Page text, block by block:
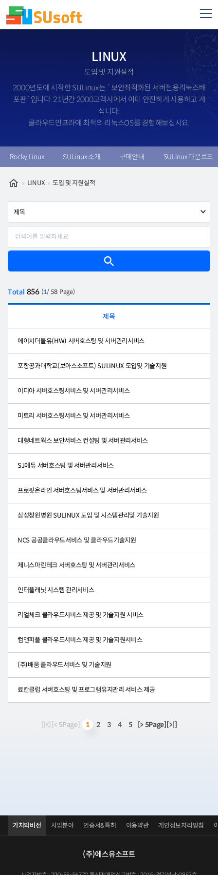
LINUX
도입 및 지원실적
2000년도에 시작한 SULinux는 `보안최적화된 서버전용리눅스배
포판`입니다. 21년간 2000고객사에서 이미 안전하게 사용하고 계
십니다.
클라우드인프라에 최적의 리눅스OS를 경험해보십시요.
Rocky Linux SULinux 소개 구매안내 SULinux 다운로드
LINUX 도입 및 지원실적
Total 856 (1/ 58 Page)
제목
에이치더블유(HW) 서버호스팅 및 서버관리서비스
포항공과대학교(보아스소프트) SULINUX 도입및 기술지원
이디아 서버호스팅서비스 및 서버관리서비스
미트리 서버호스팅서비스 및 서버관리서비스
대형네트웍스 보안서비스 컨설팅 및 서버관리서비스
SJ에듀 서버호스팅 및 서버관리서비스
프로핏온라인 서버호스팅서비스 및 서버관리서비스
삼성창원병원 SULINUX 도입 및 시스템관리및 기술지원
NCS 공공클라우드서비스 및 클라우드기술지원
제니스마린테크 서버호스팅 및 서버관리서비스
인터플래닛 시스템 관리서비스
리얼체크 클라우드서비스 제공 및 기술지원 서비스
컴앤피플 클라우드서비스 제공 및 기술지원서비스
(주)배움 클라우드서비스 및 기술지원
료칸클럽 서버호스팅 및 프로그램유지관리 서비스 제공
[|<] [< 5Page] 1 2 3 4 5 [> 5Page] [>|]
가치와비전 사업분야 인증서&특허 이용약관 개인정보처리방침
(주)에스유소프트